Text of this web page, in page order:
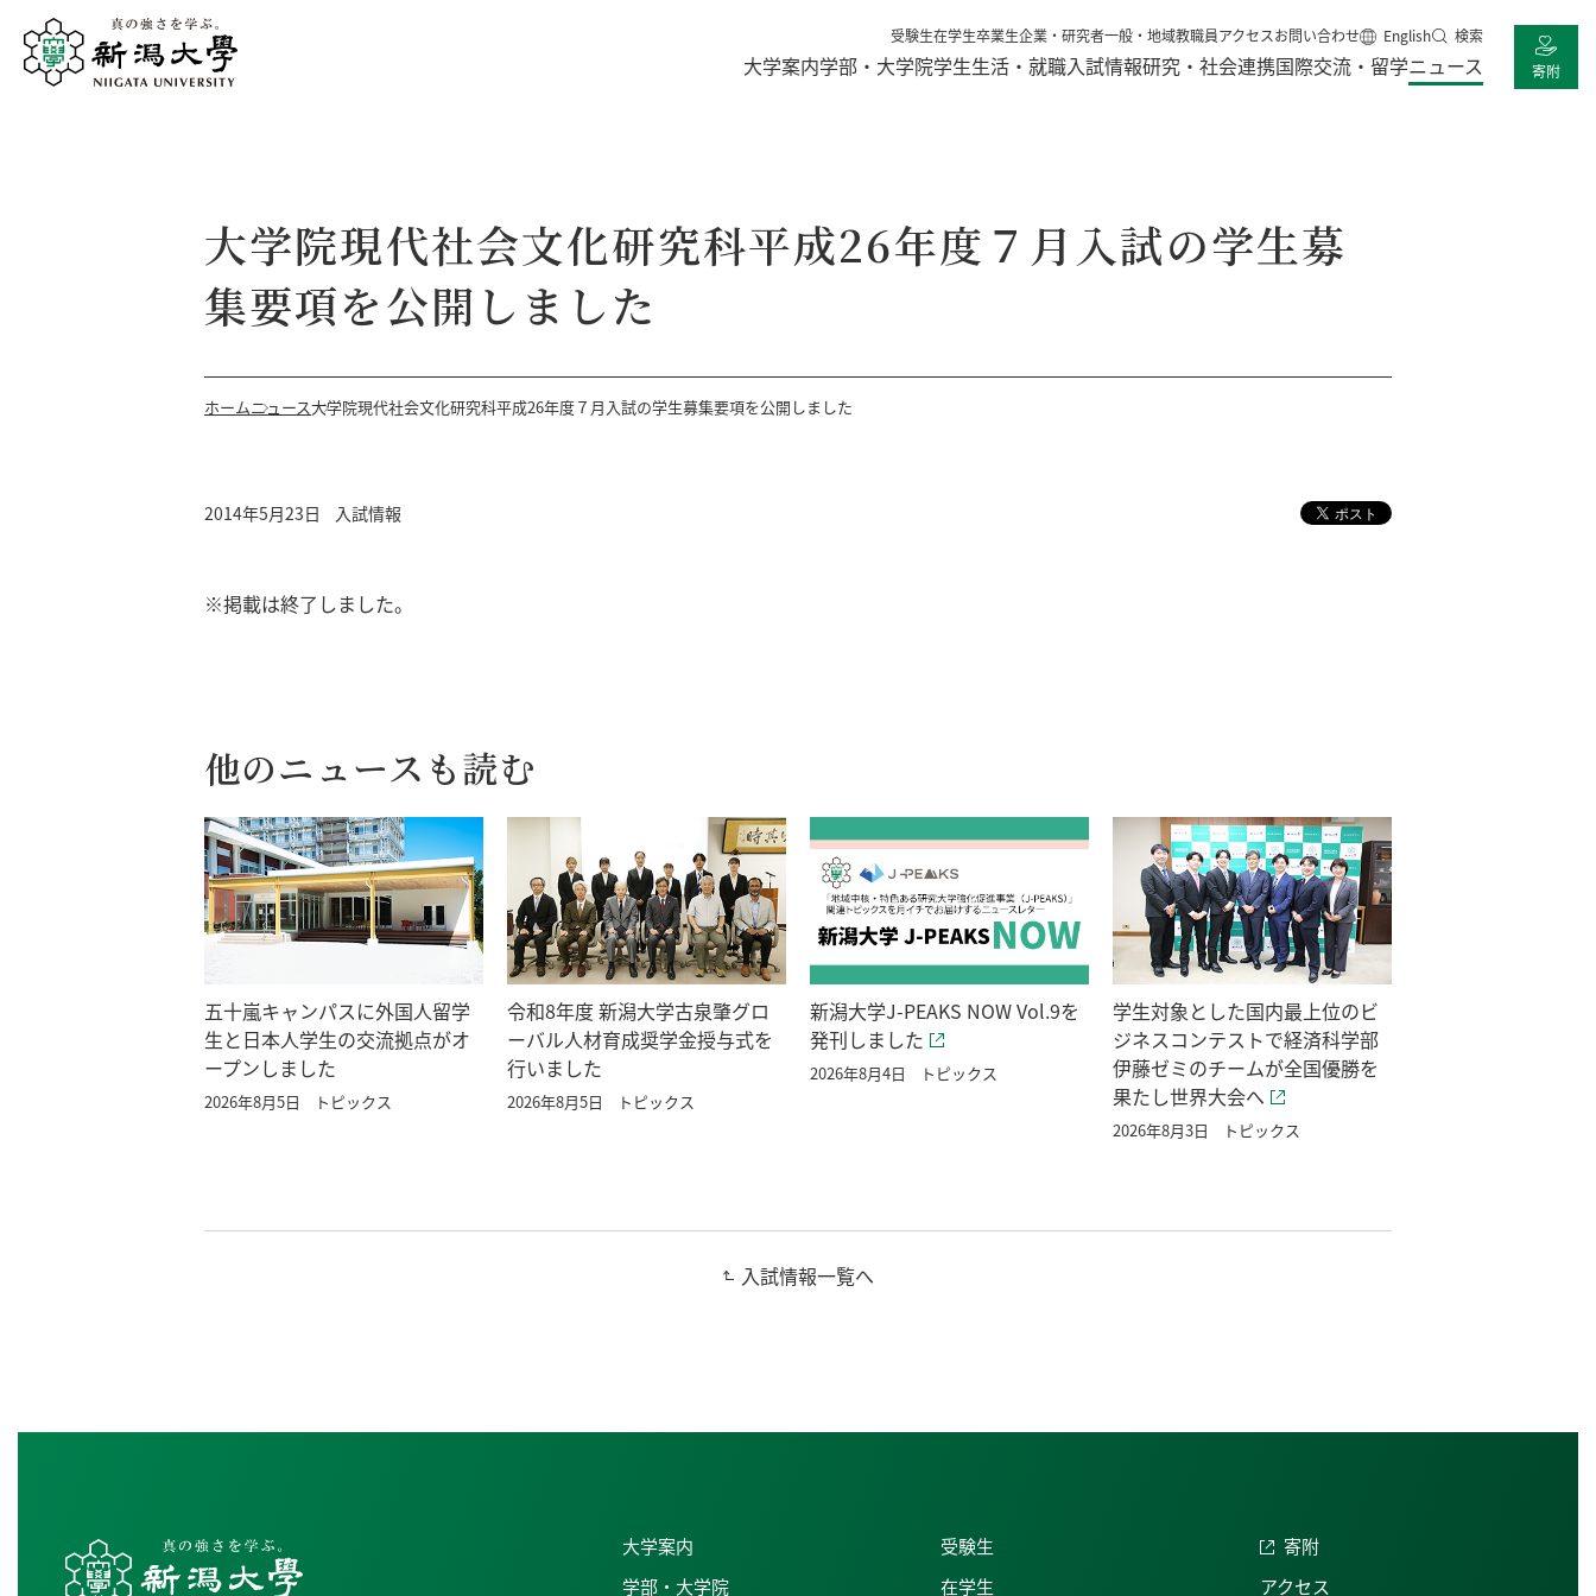
大学案内学部・大学院学生生活・就職入試情報研究・社会連携国際交流・留学ニュース
受験生在学生卒業生企業・研究者一般・地域教職員アクセスお問い合わせ
English
寄附
検索
大学院現代社会文化研究科平成26年度７月入試の学生募
集要項を公開しました
ホームニュース大学院現代社会文化研究科平成26年度７月入試の学生募集要項を公開しました
2014年5月23日 入試情報
※掲載は終了しました。
他のニュースも読む
五十嵐キャンパスに外国人留学
生と日本人学生の交流拠点がオ
ープンしました
2026年8月5日 トピックス
令和8年度 新潟大学古泉肇グロ
ーバル人材育成奨学金授与式を
行いました
2026年8月5日 トピックス
新潟大学J-PEAKS NOW Vol.9を
発刊しました
2026年8月4日 トピックス
学生対象とした国内最上位のビ
ジネスコンテストで経済科学部
伊藤ゼミのチームが全国優勝を
果たし世界大会へ
2026年8月3日 トピックス
入試情報一覧へ
大学案内
学部・大学院
受験生
在学生
寄附
アクセス